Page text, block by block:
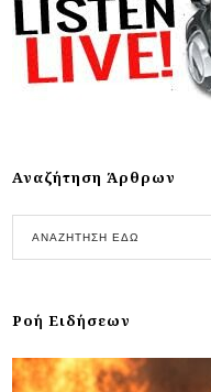
Αναζήτηση Άρθρων
Ροή Ειδήσεων